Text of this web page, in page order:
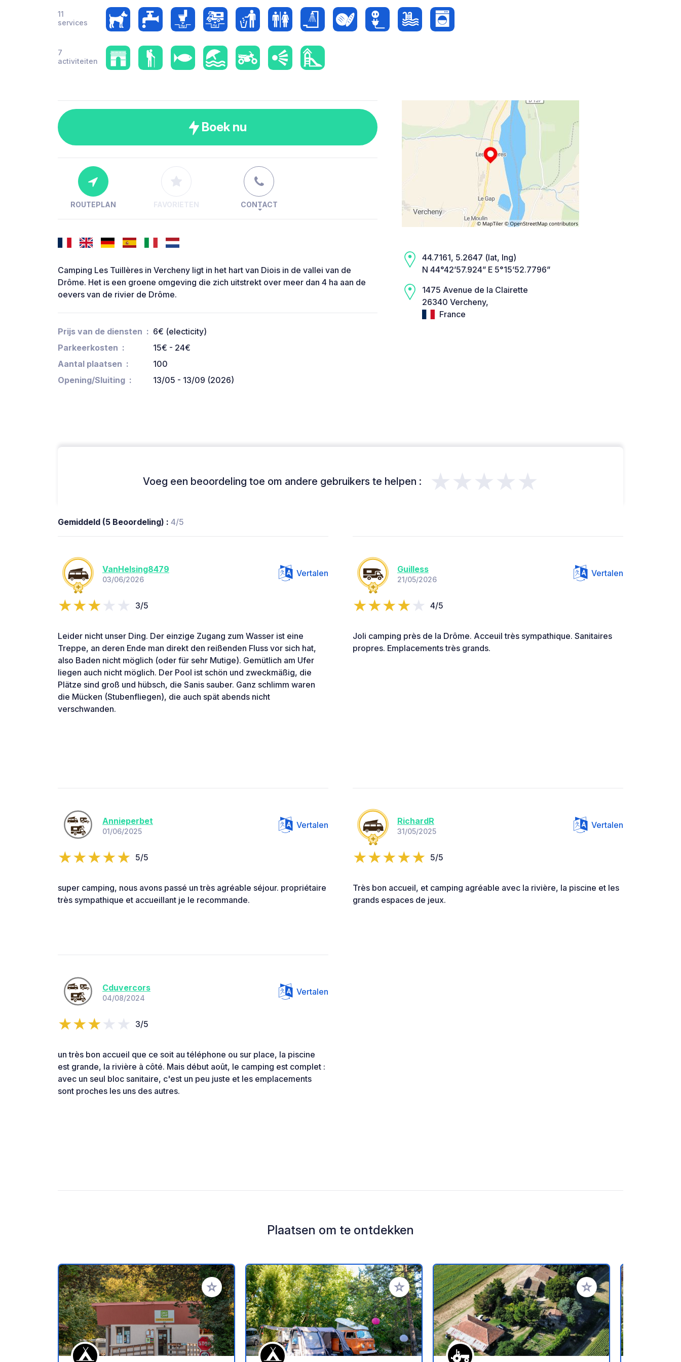
11
services
7
activiteiten
Boek nu
ROUTEPLAN FAVORIETEN CONTACT
Camping Les Tuillères in Vercheny ligt in het hart van Diois in de vallei van de
Drôme. Het is een groene omgeving die zich uitstrekt over meer dan 4 ha aan de
oevers van de rivier de Drôme.
Prijs van de diensten
6€ (electicity)
Parkeerkosten
15€ - 24€
Aantal plaatsen
100
Opening/Sluiting
13/05 - 13/09 (2026)
44.7161, 5.2647 (lat, lng)
N 44°42’57.924” E 5°15’52.7796”
1475 Avenue de la Clairette
26340 Vercheny,
France
Voeg een beoordeling toe om andere gebruikers te helpen : ★★★★★
Gemiddeld (5 Beoordeling) : 4/5
VanHelsing8479
03/06/2026
Vertalen
3/5
Leider nicht unser Ding. Der einzige Zugang zum Wasser ist eine
Treppe, an deren Ende man direkt den reißenden Fluss vor sich hat,
also Baden nicht möglich (oder für sehr Mutige). Gemütlich am Ufer
liegen auch nicht möglich. Der Pool ist schön und zweckmäßig, die
Plätze sind groß und hübsch, die Sanis sauber. Ganz schlimm waren
die Mücken (Stubenfliegen), die auch spät abends nicht
verschwanden.
Guilless
21/05/2026
Vertalen
4/5
Joli camping près de la Drôme. Acceuil très sympathique. Sanitaires
propres. Emplacements très grands.
Annieperbet
01/06/2025
Vertalen
5/5
super camping, nous avons passé un très agréable séjour. propriétaire
très sympathique et accueillant je le recommande.
RichardR
31/05/2025
Vertalen
5/5
Très bon accueil, et camping agréable avec la rivière, la piscine et les
grands espaces de jeux.
Cduvercors
04/08/2024
Vertalen
3/5
un très bon accueil que ce soit au téléphone ou sur place, la piscine
est grande, la rivière à côté. Mais début août, le camping est complet :
avec un seul bloc sanitaire, c'est un peu juste et les emplacements
sont proches les uns des autres.
Plaatsen om te ontdekken
Voeg toe aan je favorieten Voeg toe aan je favorieten Voeg toe aan je favorieten